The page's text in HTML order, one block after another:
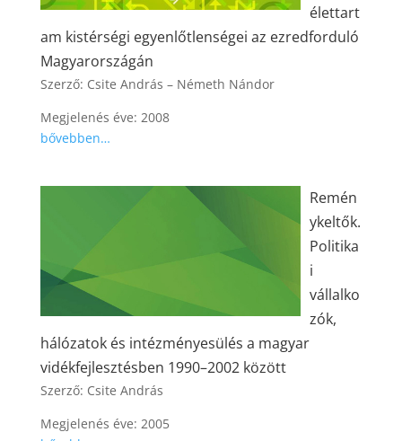
élettart
am kistérségi egyenlőtlenségei az ezredforduló
Magyarországán
Szerző: Csite András – Németh Nándor
Megjelenés éve: 2008
bővebben…
Remén
ykeltők.
Politika
i
vállalko
zók,
hálózatok és intézményesülés a magyar
vidékfejlesztésben 1990–2002 között
Szerző: Csite András
Megjelenés éve: 2005